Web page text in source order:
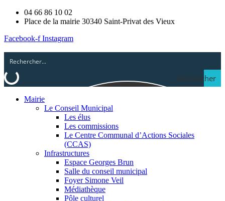
04 66 86 10 02
Place de la mairie 30340 Saint-Privat des Vieux
Facebook-f Instagram
Rechercher
Mairie
Le Conseil Municipal
Les élus
Les commissions
Le Centre Communal d’Actions Sociales
(CCAS)
Infrastructures
Espace Georges Brun
Salle du conseil municipal
Foyer Simone Veil
Médiathèque
Pôle culturel